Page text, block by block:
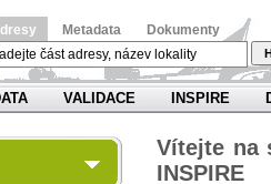
Metadata Dokumenty
VALIDACE INSPIRE
Vítejte na
INSPIRE